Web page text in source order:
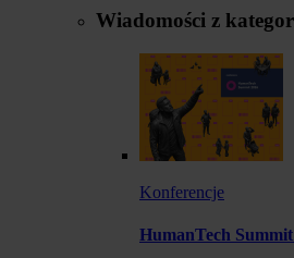
Wiadomości z
Konferencje
HumanTech